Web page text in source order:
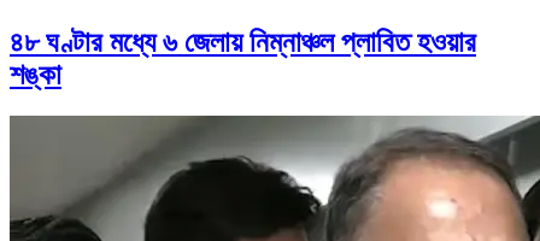
৪৮ ঘণ্টার মধ্যে ৬ জেলায় নিম্নাঞ্চল প্লাবিত হওয়ার
শঙ্কা